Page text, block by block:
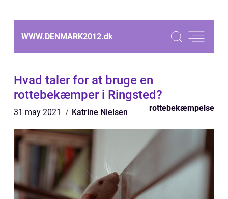
WWW.DENMARK2012.dk
Hvad taler for at bruge en
rottebekæmper i Ringsted?
31 may 2021 Katrine Nielsen rottebekæmpelse